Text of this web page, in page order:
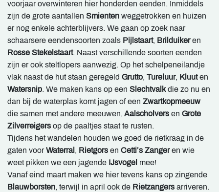
voorjaar overwinteren hier honderden eenden. Inmiddels
zijn de grote aantallen Smienten weggetrokken en huizen
er nog enkele achterblijvers. We gaan op zoek naar
schaarsere eendensoorten zoals Pijlstaart, Brilduikeren
Rosse Stekelstaart. Naast verschillende soorten eenden
zijn er ook steltlopers aanwezig. Op het schelpeneilandje
vlak naast de hut staan geregeld Grutto, Tureluur, Kluuten
Watersnip. We maken kans op een Slechtvalkdie zo nu en
dan bij de waterplas komt jagen of een Zwartkopmeeuw
die samen met andere meeuwen, Aalscholvers en Grote
Zilverreigers op de paaltjes staat te rusten.
Tijdens het wandelen houden we goed de rietkraag in de
gaten voorWaterral , Rietgors en Cetti’s Zangeren wie
weet pikken we een jagende IJsvogel mee!
Vanaf eind maart maken we hier tevens kans op zingende
Blauwborsten, terwijl in april ook de Rietzangers arriveren.